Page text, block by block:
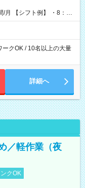
：00
ークOK / 10名以上の大量
詳細へ
／軽作業（夜
クOK